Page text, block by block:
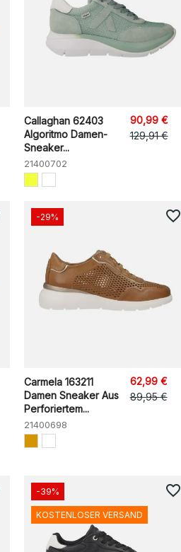
Callaghan 62403
Algoritmo Damen-
Sneaker...
21400702
90,99 €
129,91 €
Carmela 163211
Damen Sneaker Aus
Perforiertem...
21400698
62,99 €
89,95 €
-29% favorite_border
-39%
KOSTENLOSER VERSAND
favorite_border